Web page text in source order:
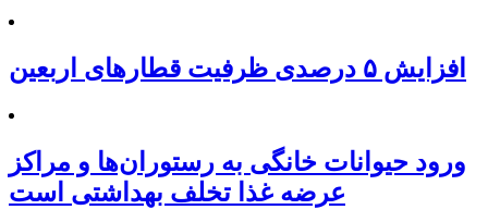
افزایش ۵ درصدی ظرفیت قطارهای اربعین
ورود حیوانات خانگی به رستوران‌ها و مراکز
عرضه غذا تخلف بهداشتی است